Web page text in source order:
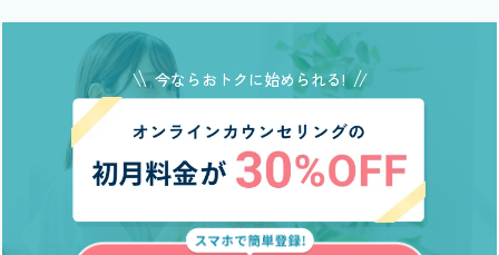
今ならおトクに始められる!